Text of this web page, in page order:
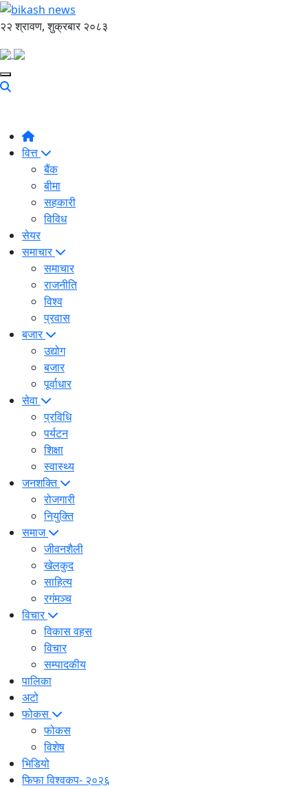
२२ श्रावण, शुक्रबार २०८३
वित्त
बैंक
बीमा
सहकारी
विविध
सेयर
समाचार
समाचार
राजनीति
विश्व
प्रवास
बजार
उद्योग
बजार
पूर्वाधार
सेवा
प्रविधि
पर्यटन
शिक्षा
स्वास्थ्य
जनशक्ति
रोजगारी
नियुक्ति
समाज
जीवनशैली
खेलकुद
साहित्य
रगंमञ्च
विचार
विकास वहस
विचार
सम्पादकीय
पालिका
अटो
फोकस
फोकस
विशेष
भिडियो
फिफा विश्वकप- २०२६